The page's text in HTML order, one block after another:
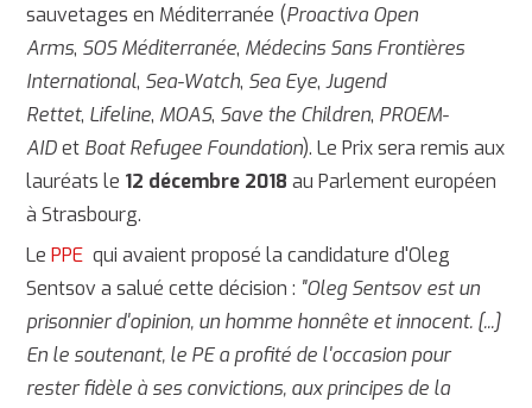
sauvetages en Méditerranée (Proactiva Open
Arms, SOS Méditerranée, Médecins Sans Frontières
International, Sea-Watch, Sea Eye,Jugend
Rettet, Lifeline, MOAS, Save the Children, PROEM-
AIDet Boat Refugee Foundation). Le Prix sera remis aux
lauréats le 12 décembre 2018 au Parlement européen
à Strasbourg.
LePPE qui avaient proposé la candidature d'Oleg
Sentsov a salué cette décision : "Oleg Sentsov est un
prisonnier d'opinion, un homme honnête et innocent. [...]
En le soutenant, le PE a profité de l'occasion pour
rester fidèle à ses convictions, aux principes de la